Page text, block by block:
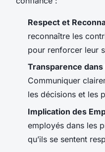
Respect et
reconnaître les
pour renforcer leur
Transparence
Communiquer
les décisions et les
Implication des
employés dans les
qu’ils se sentent